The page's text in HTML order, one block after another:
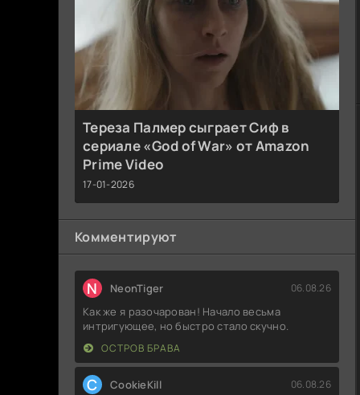
Тереза Палмер сыграет Сиф в
сериале «God of War» от Amazon
Prime Video
17-01-2026
Комментируют
N NeonTiger 06.08.26
Как же я разочарован! Начало весьма
интригующее, но быстро стало скучно.
ОСТРОВ БРАВА
C CookieKill 06.08.26